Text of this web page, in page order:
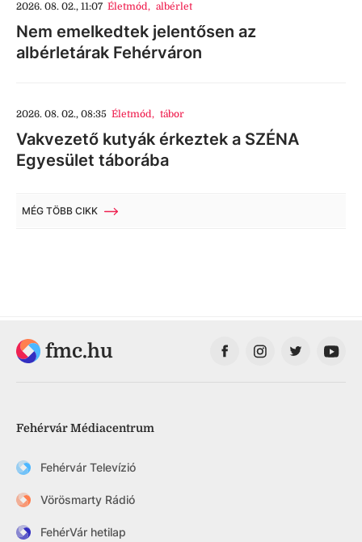
2026. 08. 02., 11:07 Életmód, albérlet
Nem emelkedtek jelentősen az
albérletárak Fehérváron
2026. 08. 02., 08:35 Életmód, tábor
Vakvezető kutyák érkeztek a SZÉNA
Egyesület táborába
MÉG TÖBB CIKK
fmc.hu
Fehérvár Médiacentrum
Fehérvár Televízió
Vörösmarty Rádió
FehérVár hetilap